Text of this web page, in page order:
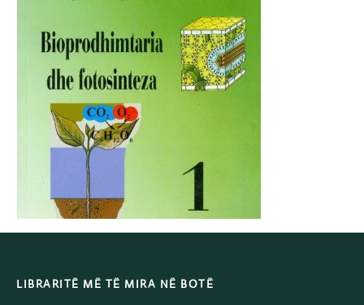
LIBRARITË MË TË MIRA NË BOTË